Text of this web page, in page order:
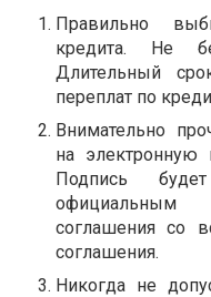
Правильно
кредита. Не
Длительный
переплат по
Внимательно
на электронную
Подпись
официальным
соглашения со
соглашения.
Никогда не